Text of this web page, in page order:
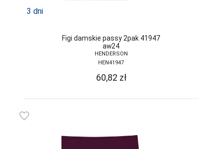
GABRIELLA
GAJATEX
3 dni
Figi damskie passy 2pak 41947
aw24
HENDERSON
HEN41947
60,82 zł
favorite_border